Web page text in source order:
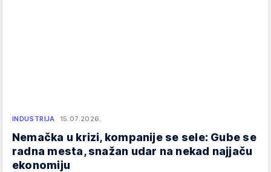
INDUSTRIJA 15.07.2026.
Nemačka u krizi, kompanije se sele: Gube se
radna mesta, snažan udar na nekad najjaču
ekonomiju